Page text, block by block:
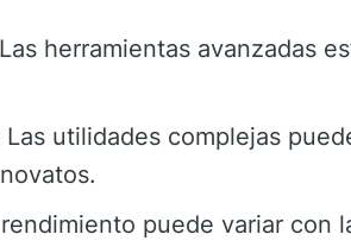
Las herramientas avanzadas
Las utilidades complejas
puede variar con